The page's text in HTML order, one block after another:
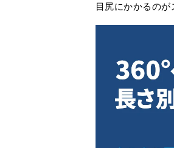
目尻にかかるの